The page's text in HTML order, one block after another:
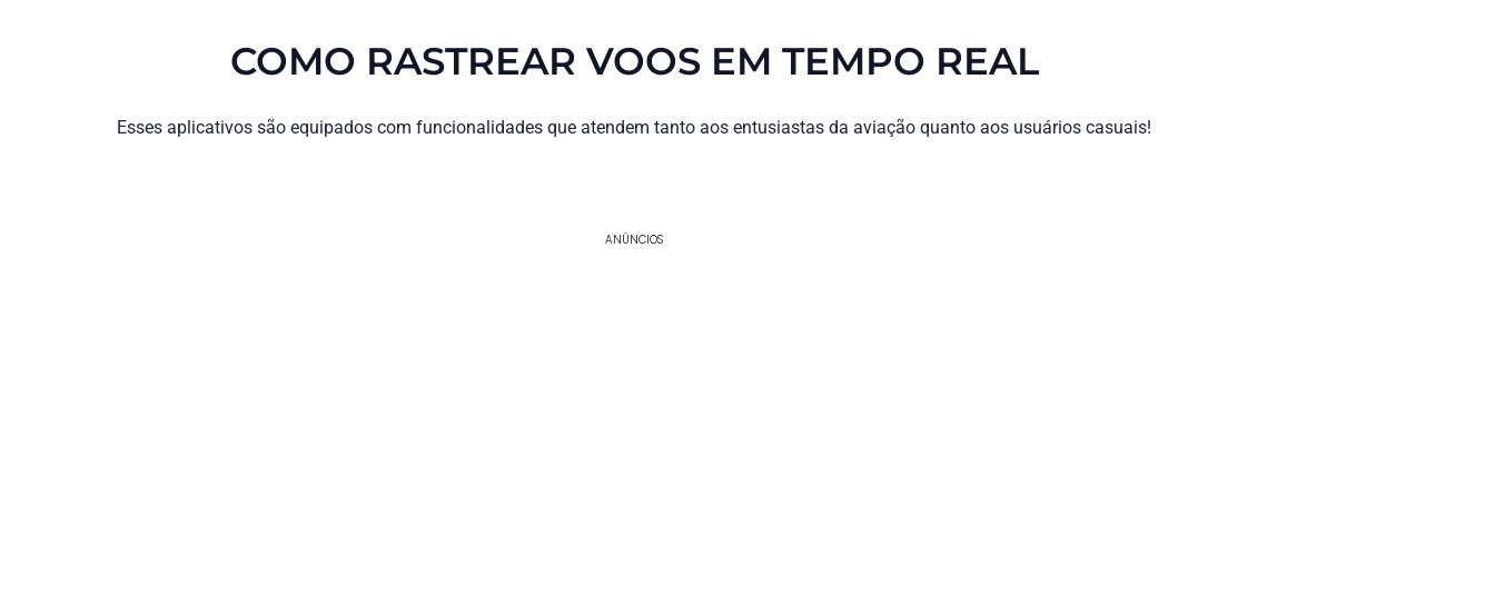
COMO RASTREAR VOOS EM TEMPO REAL
Esses aplicativos são equipados com funcionalidades que atendem tanto aos entusiastas da aviação quanto aos usuários casuais!
ANÚNCIOS